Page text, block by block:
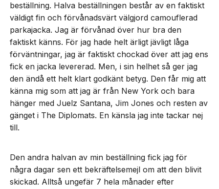
beställning. Halva beställningen består av en faktiskt
väldigt fin och förvånadsvärt välgjord camouflerad
parkajacka. Jag är förvånad över hur bra den
faktiskt känns. För jag hade helt ärligt jävligt låga
förväntningar, jag är faktiskt chockad över att jag ens
fick en jacka levererad. Men, i sin helhet så ger jag
den ändå ett helt klart godkänt betyg. Den får mig att
känna mig som att jag är från New York och bara
hänger med Juelz Santana, Jim Jones och resten av
gänget i The Diplomats. En känsla jag inte tackar nej
till.
Den andra halvan av min beställning fick jag för
några dagar sen ett bekräftelsemejl om att den blivit
skickad. Alltså ungefär 7 hela månader efter